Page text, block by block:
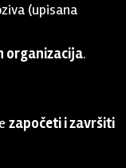
(upisana
organizacija.
započeti i završiti